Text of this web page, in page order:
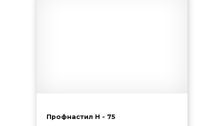
Профнастил H - 75